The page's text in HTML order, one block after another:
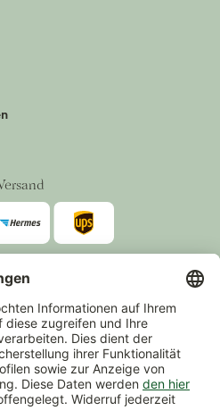
Mehrwertsteuer zzgl.Versand
sind Gutscheine und
Events.